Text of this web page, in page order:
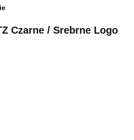
Czarne / Srebrne Logo